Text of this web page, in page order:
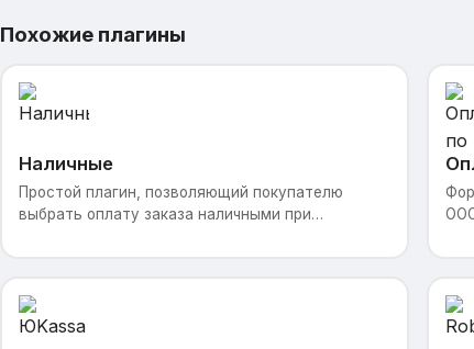
Похожие плагины
Наличные
Простой плагин, позволяющий покупателю
выбрать оплату заказа наличными при